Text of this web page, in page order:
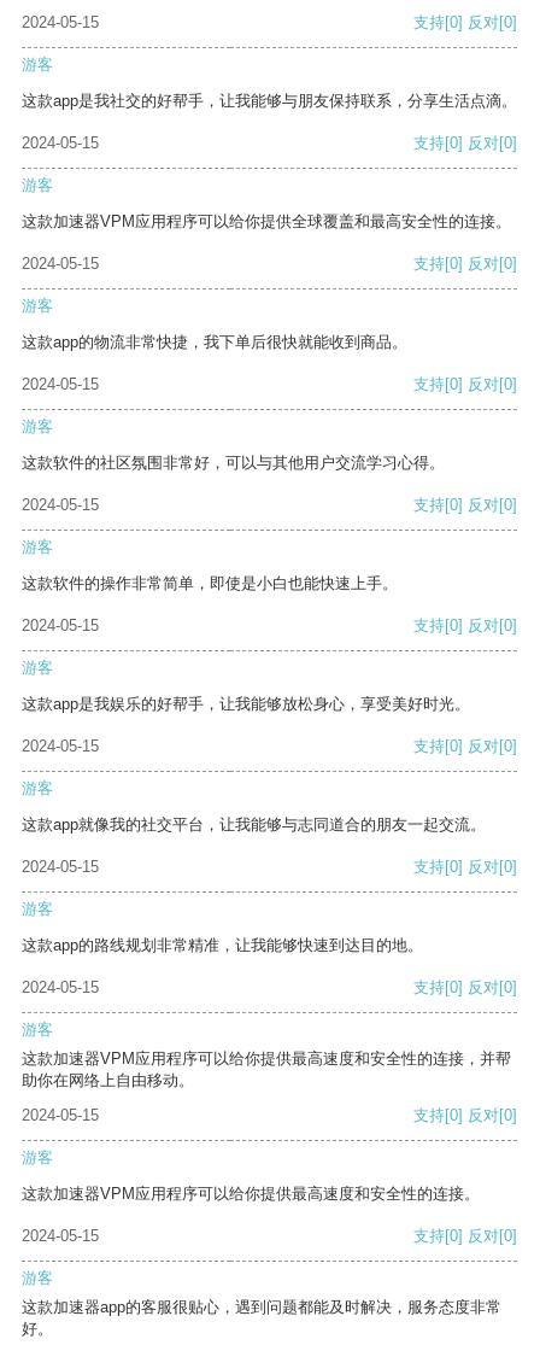
2024-05-15 支持[0] 反对[0]
游客
这款app是我社交的好帮手，让我能够与朋友保持联系，分享生活点滴。
2024-05-15 支持[0] 反对[0]
游客
这款加速器VPM应用程序可以给你提供全球覆盖和最高安全性的连接。
2024-05-15 支持[0] 反对[0]
游客
这款app的物流非常快捷，我下单后很快就能收到商品。
2024-05-15 支持[0] 反对[0]
游客
这款软件的社区氛围非常好，可以与其他用户交流学习心得。
2024-05-15 支持[0] 反对[0]
游客
这款软件的操作非常简单，即使是小白也能快速上手。
2024-05-15 支持[0] 反对[0]
游客
这款app是我娱乐的好帮手，让我能够放松身心，享受美好时光。
2024-05-15 支持[0] 反对[0]
游客
这款app就像我的社交平台，让我能够与志同道合的朋友一起交流。
2024-05-15 支持[0] 反对[0]
游客
这款app的路线规划非常精准，让我能够快速到达目的地。
2024-05-15 支持[0] 反对[0]
游客
这款加速器VPM应用程序可以给你提供最高速度和安全性的连接，并帮
助你在网络上自由移动。
2024-05-15
支持[0] 反对[0]
游客
这款加速器VPM应用程序可以给你提供最高速度和安全性的连接。
2024-05-15 支持[0] 反对[0]
游客
这款加速器app的客服很贴心，遇到问题都能及时解决，服务态度非常
好。